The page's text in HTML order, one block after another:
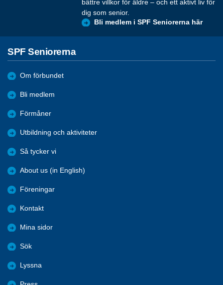
bättre villkor för äldre – och ett aktivt liv för
dig som senior.
Bli medlem i SPF Seniorerna här
SPF Seniorerna
Om förbundet
Bli medlem
Förmåner
Utbildning och aktiviteter
Så tycker vi
About us (in English)
Föreningar
Kontakt
Mina sidor
Sök
Lyssna